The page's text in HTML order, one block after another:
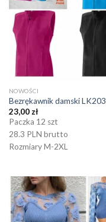
NOWOŚCI
Bezrękawnik damski LK203
23,00zł
Paczka 12 szt
28.3 PLN brutto
Rozmiary M-2XL